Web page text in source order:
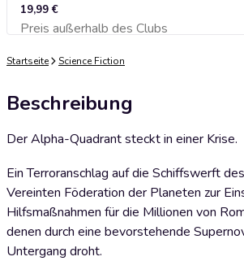
19,99 €
Preis außerhalb des ClubsZum Warenkorb hinzufügen
Startseite Science Fiction
Beschreibung
Der Alpha-Quadrant steckt in einer Krise.
Ein Terroranschlag auf die Schiffswerft
Vereinten Föderation der Planeten zur
Hilfsmaßnahmen für die Millionen von
denen durch eine bevorstehende
Untergang droht.